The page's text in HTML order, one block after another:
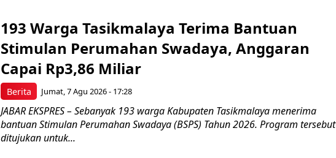
Berita
193 Warga Tasikmalaya Terima Bantuan
Stimulan Perumahan Swadaya, Anggaran
Capai Rp3,86 Miliar
Jumat, 7 Agu 2026 - 17:28
JABAR EKSPRES – Sebanyak 193 warga Kabupaten Tasikmalaya menerima
bantuan Stimulan Perumahan Swadaya (BSPS) Tahun 2026. Program tersebut
ditujukan untuk...